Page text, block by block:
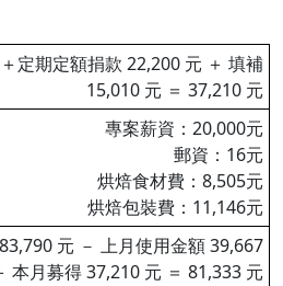
定期定額捐款 22,200 元 ＋ 填補
15,010 元 ＝ 37,210 元
專案薪資：20,000元
郵資：16元
烘焙食材費：8,505元
烘焙包裝費：11,146元
元 － 上月使用金額 39,667
本月募得 37,210 元 ＝ 81,333 元